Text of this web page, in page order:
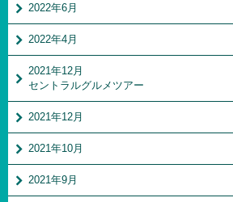
2022年6月
2022年4月
2021年12月
セントラルグルメツアー
2021年12月
2021年10月
2021年9月